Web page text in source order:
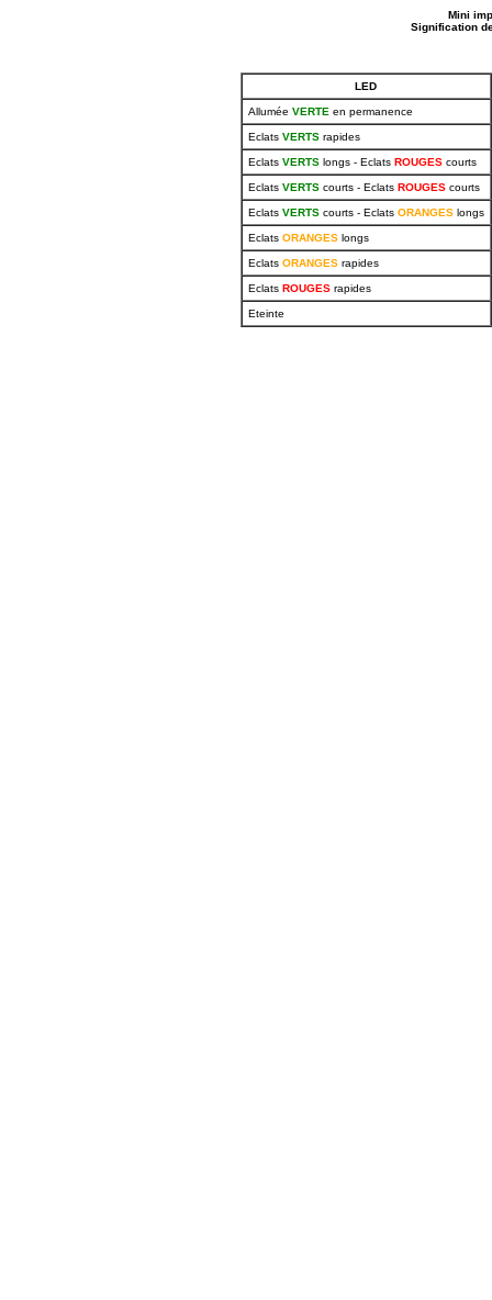
Mini
Signification
LED
Allumée VERTE en permanence
Eclats VERTSrapides
Eclats VERTSlongs - Eclats ROUGEScourts
Eclats VERTScourts - Eclats ROUGEScourts
Eclats VERTScourts - Eclats ORANGESlongs
Eclats ORANGESlongs
Eclats ORANGESrapides
Eclats ROUGESrapides
Eteinte